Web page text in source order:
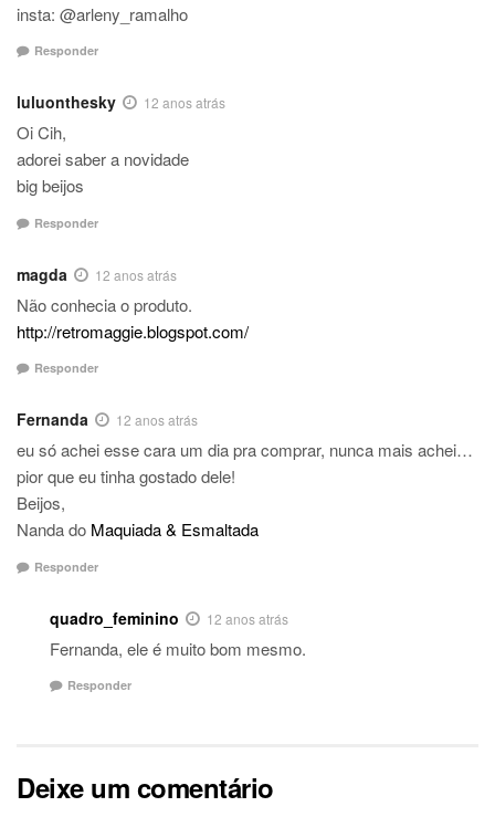
insta: @arleny_ramalho
Responder
luluonthesky 12 anos atrás
Oi Cih,
adorei saber a novidade
big beijos
Responder
magda 12 anos atrás
Não conhecia o produto.
http://retromaggie.blogspot.com/
Responder
Fernanda 12 anos atrás
eu só achei esse cara um dia pra comprar, nunca mais achei…
pior que eu tinha gostado dele!
Beijos,
Nanda do Maquiada & Esmaltada
Responder
quadro_feminino 12 anos atrás
Fernanda, ele é muito bom mesmo.
Responder
Deixe um comentário